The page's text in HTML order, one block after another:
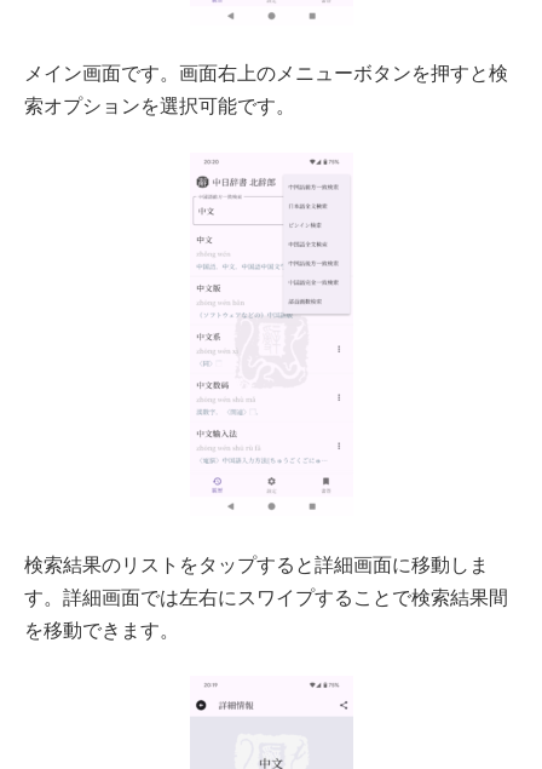
メイン画面です。画面右上のメニューボタンを押すと検
索オプションを選択可能です。
検索結果のリストをタップすると詳細画面に移動しま
す。詳細画面では左右にスワイプすることで検索結果間
を移動できます。